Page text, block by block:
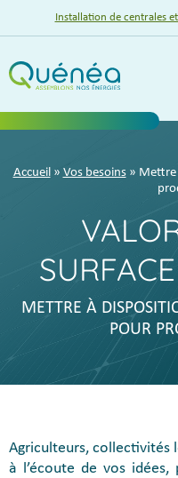
Installation de centrales
Accueil» Vos besoins» Mettre
METTRE À
POUR
Agriculteurs, collectivités
à l’écoute de vos